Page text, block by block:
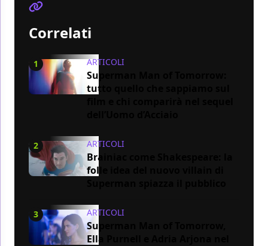
Correlati
1 ARTICOLI
Superman Man of Tomorrow:
tutto quello che sappiamo sul
2 ARTICOLI
Brainiac come Shakespeare: la
folle idea del nuovo villain di
3 ARTICOLI
Superman Man of Tomorrow,
Ella Purnell e Adria Arjona nel